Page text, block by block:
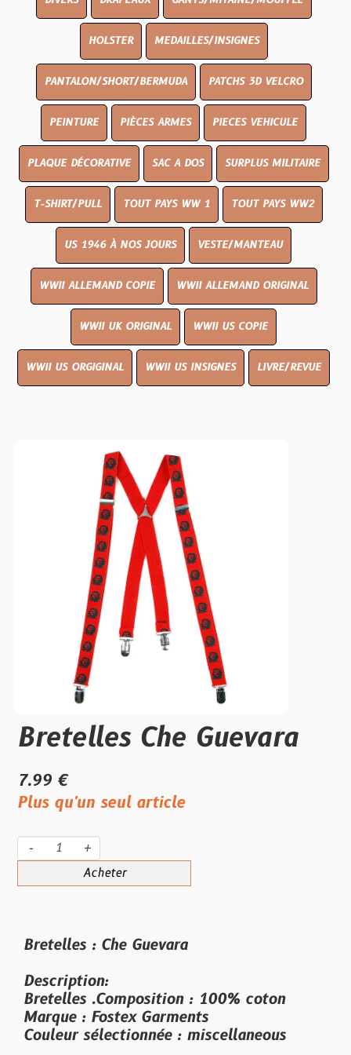
HOLSTER MEDAILLES/INSIGNES
PANTALON/SHORT/BERMUDA PATCHS 3D VELCRO
PEINTURE PIÈCES ARMES PIECES VEHICULE
PLAQUE DÉCORATIVE SAC A DOS SURPLUS MILITAIRE
T-SHIRT/PULL TOUT PAYS WW 1 TOUT PAYS WW2
US 1946 À NOS JOURS VESTE/MANTEAU
WWII ALLEMAND COPIE WWII ALLEMAND ORIGINAL
WWII UK ORIGINAL WWII US COPIE
WWII US ORGIGINAL WWII US INSIGNES LIVRE/REVUE
Bretelles Che Guevara
7.99 €
Plus qu'un seul article
- +
Acheter
Bretelles : Che Guevara
Description:
Bretelles .Composition : 100% coton
Marque : Fostex Garments
Couleur sélectionnée : miscellaneous